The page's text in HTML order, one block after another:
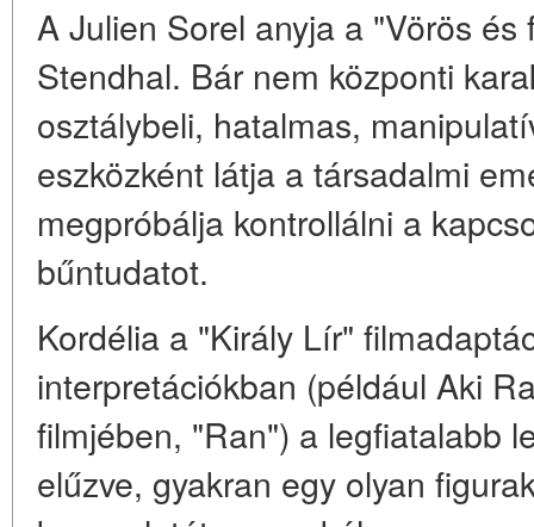
A Julien Sorel anyja a "Vörös
Stendhal. Bár nem központi
osztálybeli, hatalmas,
eszközként látja a társadalmi
megpróbálja kontrollálni a
bűntudatot.
Kordélia a "Király Lír"
interpretációkban (például Aki
filmjében, "Ran") a legfiatalabb
elűzve, gyakran egy olyan